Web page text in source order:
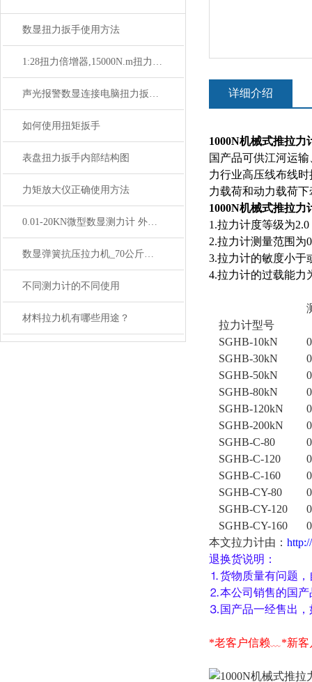
数显扭力扳手使用方法
1:28扭力倍增器,15000N.m扭力扳手倍增器厂家
声光报警数显连接电脑扭力扳手,6-60N.m可连电脑数显扭力预紧扳手
如何使用扭矩扳手
表盘扭力扳手内部结构图
力矩放大仪正确使用方法
0.01-20KN微型数显测力计 外置薄片式传感器
数显弹簧抗压拉力机_70公斤数显弹簧拉压机规格
不同测力计的不同使用
材料拉力机有哪些用途？
详细介绍
1000N机械式推拉力
国产品可供江河运
力行业高压线布线
力载荷和动力载荷
1000N机械式推拉力
1.拉力计度等级
2.拉力计测量范围
3.拉力计的敏度小
4.拉力计的过载能力
拉力计型号
SGHB-10kN
SGHB-30kN
SGHB-50kN
SGHB-80kN
SGHB-120kN
SGHB-200kN
SGHB-C-80
SGHB-C-120
SGHB-C-160
SGHB-CY-80
SGHB-CY-120
SGHB-CY-160
本文拉力计由 ：
退换货说明：
⒈货物质量有问题，
⒉本公司销售的国产
⒊国产品一经售出，
*老客户信赖﹏*新客